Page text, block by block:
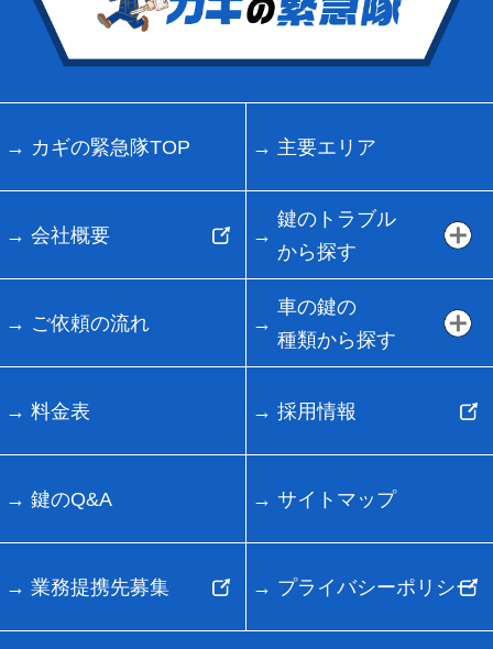
カギの緊急隊TOP 主要エリア
会社概要
鍵のトラブル
から探す
ご依頼の流れ
車の鍵の
種類から探す
料金表 採用情報
鍵のQ&A サイトマップ
業務提携先募集 プライバシーポリシー